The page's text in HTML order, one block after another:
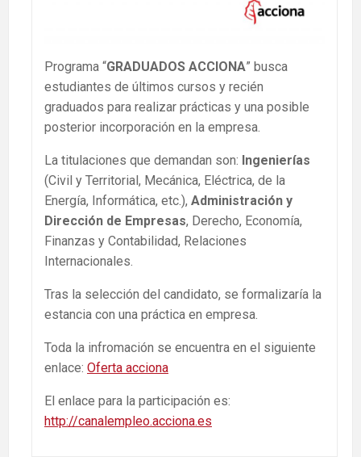
Programa “GRADUADOS ACCIONA” busca
estudiantes de últimos cursos y recién
graduados para realizar prácticas y una posible
posterior incorporación en la empresa.
La titulaciones que demandan son: Ingenierías
(Civil y Territorial, Mecánica, Eléctrica, de la
Energía, Informática, etc.), Administración y
Dirección de Empresas, Derecho, Economía,
Finanzas y Contabilidad, Relaciones
Internacionales.
Tras la selección del candidato, se formalizaría la
estancia con una práctica en empresa.
Toda la infromación se encuentra en el siguiente
enlace: Oferta acciona
El enlace para la participación es:
http://canalempleo.acciona.es